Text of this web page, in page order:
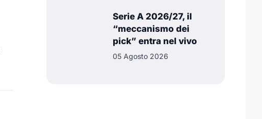
Serie A 2026/27, il
“meccanismo dei
pick” entra nel vivo
05 Agosto 2026